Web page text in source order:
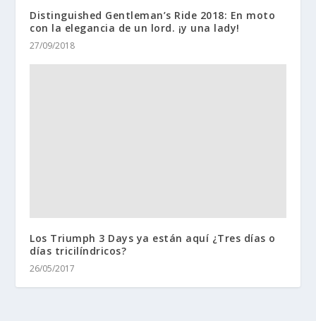
Distinguished Gentleman’s Ride 2018: En moto
con la elegancia de un lord. ¡y una lady!
27/09/2018
Los Triumph 3 Days ya están aquí ¿Tres días o
días tricilíndricos?
26/05/2017